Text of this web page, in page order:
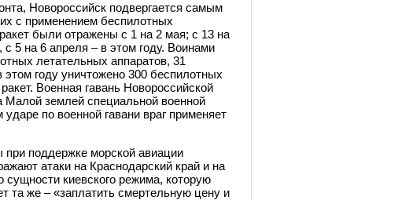
Новороссийск подвергается самым
с применением беспилотных
были отражены с 1 на 2 мая; с 13 на
5 на 6 апреля – в этом году. Воинами
летательных аппаратов, 31
году уничтожено 300 беспилотных
Военная гавань Новороссийской
Малой землей специальной военной
по военной гавани враг применяет
поддержке морской авиации
атаки на Краснодарский край и на
киевского режима, которую
та же – «заплатить смертельную цену и